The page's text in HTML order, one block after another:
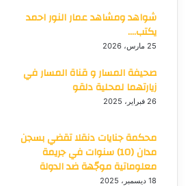
شواهد ومشاهد عمار النور احمد
يكتب….
25 مارس، 2026
صحيفة المسار و قناة المسار في
زيارتهما لمحلية دلقو
26 فبراير، 2025
محكمة جنايات دنقلا تقضي بسجن
مدان (10) سنوات في جريمة
معلوماتية موجّهة ضد الدولة
18 ديسمبر، 2025